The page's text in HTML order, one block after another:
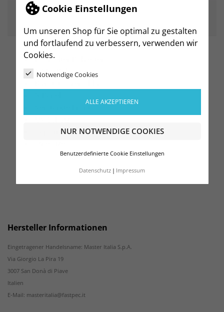
Cookie Einstellungen
Um unseren Shop für Sie optimal zu gestalten
und fortlaufend zu verbessern, verwenden wir
Cookies.
Notwendige Cookies
ALLE AKZEPTIEREN
NUR NOTWENDIGE COOKIES
Benutzerdefinierte Cookie Einstellungen
Datenschutz Impressum
ARTIKELDETAILS
Recycelter Polyester
100% Polyester
Verstärkte Front
Caps mit Verschluss
Hersteller Informationen
Eingetragener Handelsname: Master Italia S.p.A.
Via Giorgio La Pira 19
3007 San Donà di Piave
Italien
E-Mail: masteritalia@fastpec.it